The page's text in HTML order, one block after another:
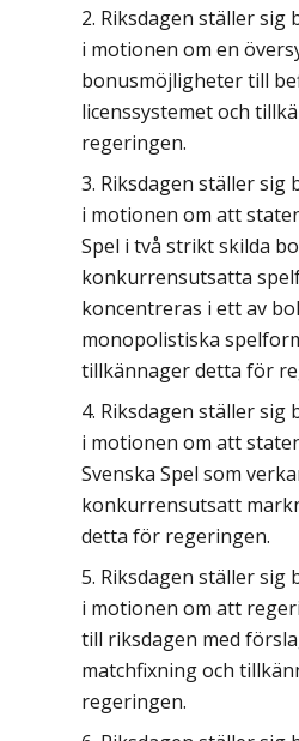
Riksdagen ställer sig
i motionen om en
bonusmöjligheter till
licenssystemet och
regeringen.
Riksdagen ställer sig
i motionen om att
Spel i två strikt skilda
konkurrensutsatta
koncentreras i ett av
monopolistiska
tillkännager detta för
Riksdagen ställer sig
i motionen om att
Svenska Spel som
konkurrensutsatt
detta för regeringen.
Riksdagen ställer sig
i motionen om att
till riksdagen med
matchfixning och
regeringen.